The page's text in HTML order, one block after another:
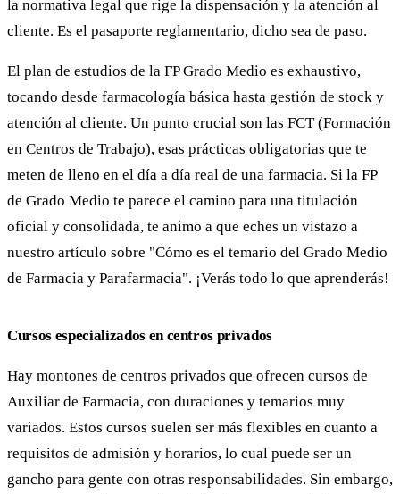
la normativa legal que rige la dispensación y la atención al
cliente. Es el pasaporte reglamentario, dicho sea de paso.
El plan de estudios de la FP Grado Medio es exhaustivo,
tocando desde farmacología básica hasta gestión de stock y
atención al cliente. Un punto crucial son las FCT (Formación
en Centros de Trabajo), esas prácticas obligatorias que te
meten de lleno en el día a día real de una farmacia. Si la FP
de Grado Medio te parece el camino para una titulación
oficial y consolidada, te animo a que eches un vistazo a
nuestro artículo sobre "Cómo es el temario del Grado Medio
de Farmacia y Parafarmacia". ¡Verás todo lo que aprenderás!
Cursos especializados en centros privados
Hay montones de centros privados que ofrecen cursos de
Auxiliar de Farmacia, con duraciones y temarios muy
variados. Estos cursos suelen ser más flexibles en cuanto a
requisitos de admisión y horarios, lo cual puede ser un
gancho para gente con otras responsabilidades. Sin embargo,